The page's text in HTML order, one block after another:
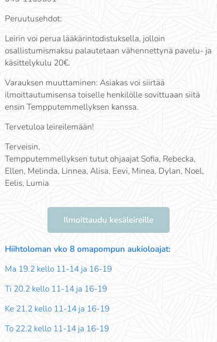
Peruutusehdot:
Leirin voi perua lääkärintodistuksella, jolloin
osallistumismaksu palautetaan vähennettynä pavelu- ja
käsittelykulu 20€.
Varauksen muuttaminen: Asiakas voi siirtää
ilmoittautumisensa toiselle henkilölle sovittuaan siitä
ensin Tempputemmellyksen kanssa.
Tervetuloa leireilemään!
Terveisin,
Tempputemmellyksen tutut ohjaajat Sofia, Rebecka,
Ellen, Melinda, Linnea, Alisa, Eevi, Minea, Dylan, Noel,
Eelis, Lumia
Ilmoittaudu kesäleireille
Hiihtoloman vko 8 omapompun aukioloajat:
Ma 19.2 kello 11-14 ja 16-19
Ti 20.2 kello 11-14 ja 16-19
Ke 21.2 kello 11-14 ja 16-19
To 22.2 kello 11-14 ja 16-19